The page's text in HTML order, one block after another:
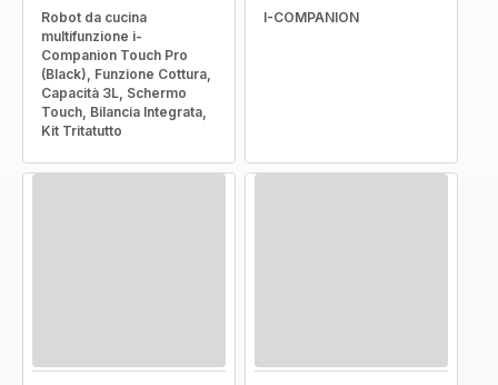
Robot da cucina
multifunzione i-
Companion Touch Pro
(Black), Funzione Cottura,
Capacità 3L, Schermo
Touch, Bilancia Integrata,
Kit Tritatutto
I-COMPANION